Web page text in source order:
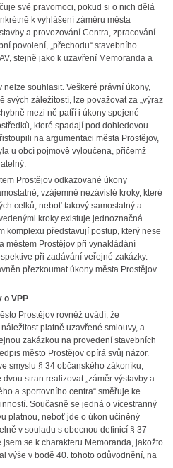
své pravomoci, pokud si o nich dělá
k vyhlášení záměru města
a provozování Centra, zpracování
povolení, „přechodu“ stavebního
stejně jako k uzavření Memoranda a
souhlasit. Veškeré právní úkony,
svých záležitostí, lze považovat za „výraz
mezi ně patří i úkony spojené
které spadají pod dohledovou
na argumentaci města Prostějov,
u obcí pojmově vyloučena, přičemž
Prostějov odkazované úkony
vzájemně nezávislé kroky, které
celků, neboť takový samostatný a
kroky existuje jednoznačná
komplexu představují postup, který nese
městem Prostějov při vynakládání
při zadávání veřejné zakázky.
přezkoumat úkony města Prostějov
o VPP
Prostějov rovněž uvádí, že
platně uzavřené smlouvy, a
zakázkou na provedení stavebních
město Prostějov opírá svůj názor.
smyslu § 34 občanského zákoníku,
stran realizovat „záměr výstavby a
a sportovního centra“ směřuje ke
Současně se jedná o vícestranný
platnou, neboť jde o úkon učiněný
v souladu s obecnou definicí § 37
se k charakteru Memoranda, jakožto
výše v bodě 40. tohoto odůvodnění, na